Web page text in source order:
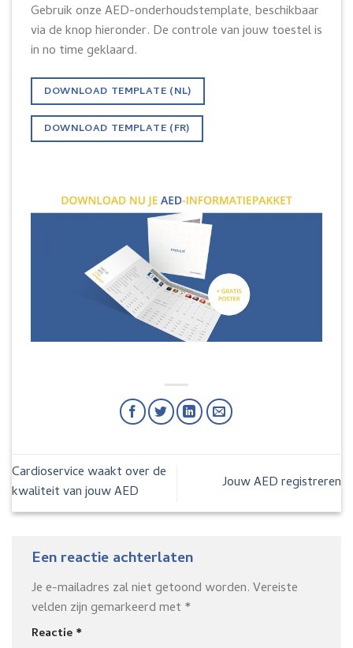
Gebruik onze AED-onderhoudstemplate, beschikbaar
via de knop hieronder. De controle van jouw toestel is
in no time geklaard.
DOWNLOAD TEMPLATE (NL)
DOWNLOAD TEMPLATE (FR)
Cardioservice waakt over de
kwaliteit van jouw AED
Jouw AED registreren
Een reactie achterlaten
Je e-mailadres zal niet getoond worden.Vereiste
velden zijn gemarkeerd met *
Reactie *